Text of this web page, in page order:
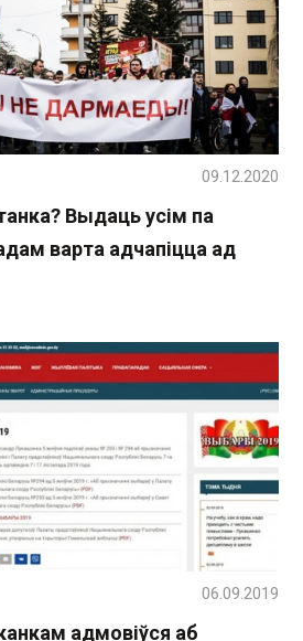
Выдаць усім па
варта адчапіцца ад
09.12.2020
адмовіўся аб
06.09.2019